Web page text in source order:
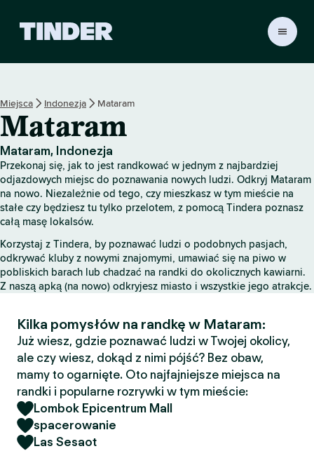
r
S
t
o
n
a
g
w
n
a
Miejsca Indonezja Mataram
Mataram
Mataram, Indonezja
Przekonaj się, jak to jest randkować w jednym z najbardziej
odjazdowych miejsc do poznawania nowych ludzi. Odkryj Mataram
na nowo. Niezależnie od tego, czy mieszkasz w tym mieście na
stałe czy będziesz tu tylko przelotem, z pomocą Tindera poznasz
całą masę lokalsów.
Korzystaj z Tindera, by poznawać ludzi o podobnych pasjach,
odkrywać kluby z nowymi znajomymi, umawiać się na piwo w
pobliskich barach lub chadzać na randki do okolicznych kawiarni.
Z naszą apką (na nowo) odkryjesz miasto i wszystkie jego atrakcje.
Kilka pomysłów na randkę w Mataram:
Już wiesz, gdzie poznawać ludzi w Twojej okolicy,
ale czy wiesz, dokąd z nimi pójść? Bez obaw,
mamy to ogarnięte. Oto najfajniejsze miejsca na
randki i popularne rozrywki w tym mieście:
Lombok Epicentrum Mall
spacerowanie
Las Sesaot